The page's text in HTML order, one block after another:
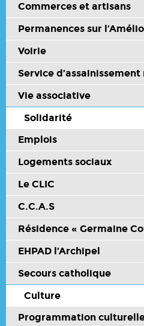
Commerces et artisans
Permanences sur
Voirie
Service
Vie associative
Solidarité
Emplois
Logements sociaux
Le CLIC
C.C.A.S
Résidence « Germaine
EHPAD l’Archipel
Secours catholique
Culture
Programmation